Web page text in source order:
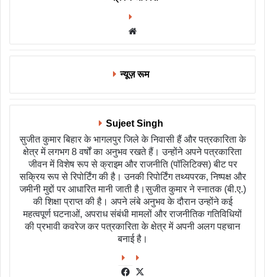
न्यूज़ रूम
Sujeet Singh
सुजीत कुमार बिहार के भागलपुर जिले के निवासी हैं और पत्रकारिता के
क्षेत्र में लगभग 8 वर्षों का अनुभव रखते हैं। उन्होंने अपने पत्रकारिता
जीवन में विशेष रूप से क्राइम और राजनीति (पॉलिटिक्स) बीट पर
सक्रिय रूप से रिपोर्टिंग की है। उनकी रिपोर्टिंग तथ्यपरक, निष्पक्ष और
जमीनी मुद्दों पर आधारित मानी जाती है।सुजीत कुमार ने स्नातक (बी.ए.)
की शिक्षा प्राप्त की है। अपने लंबे अनुभव के दौरान उन्होंने कई
महत्वपूर्ण घटनाओं, अपराध संबंधी मामलों और राजनीतिक गतिविधियों
की प्रभावी कवरेज कर पत्रकारिता के क्षेत्र में अपनी अलग पहचान
बनाई है।
Facebook